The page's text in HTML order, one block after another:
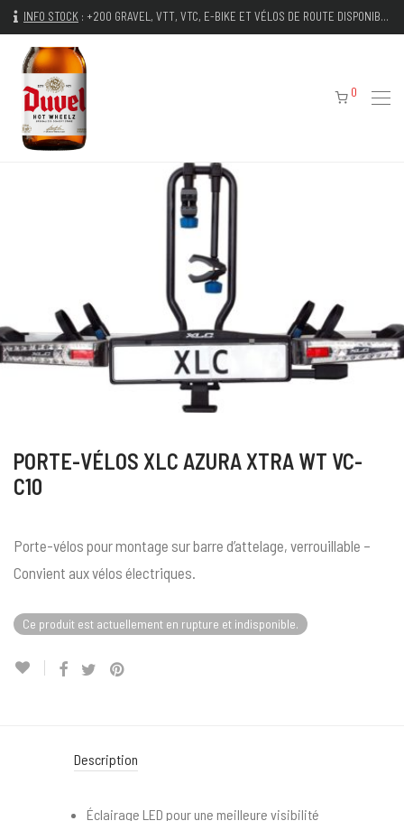
INFO STOCK : +200 GRAVEL, VTT, VTC, E-BIKE ET VÉLOS DE ROUTE DISPONIBLES IMMÉDIATEMENT
0
PORTE-VÉLOS XLC AZURA XTRA WT VC-
C10
Porte-vélos pour montage sur barre d’attelage, verrouillable –
Convient aux vélos électriques.
Ce produit est actuellement en rupture et indisponible.
Description
Éclairage LED pour une meilleure visibilité